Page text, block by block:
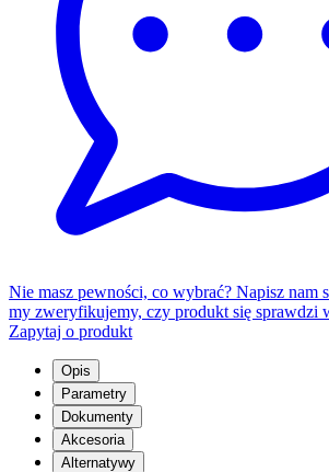
Nie masz pewności, co wybrać? Napisz nam
my zweryfikujemy, czy produkt się sprawdzi
Zapytaj o produkt
Opis
Parametry
Dokumenty
Akcesoria
Alternatywy